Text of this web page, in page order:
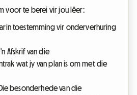
voor te berei vir jou lêer:
toestemming vir onderverhuring
Afskrif van die
wat jy van plan is om met die
besonderhede van die